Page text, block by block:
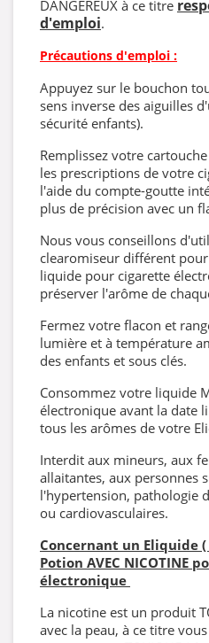
DANGEREUX à ce titre
d'emploi.
Précautions d'emploi :
Appuyez sur le bouchon
sens inverse des aiguilles
sécurité enfants).
Remplissez votre
les prescriptions de votre
l'aide du compte-goutte
plus de précision avec un
Nous vous conseillons
clearomiseur différent
liquide pour cigarette
préserver l'arôme de
Fermez votre flacon et
lumière et à température
des enfants et sous clés.
Consommez votre liquide
électronique avant la date
tous les arômes de votre
Interdit aux mineurs, aux
allaitantes, aux personnes
l'hypertension, pathologie
ou cardiovasculaires.
Concernant un Eliquide (
Potion AVEC NICOTINE
électronique
La nicotine est un produit
avec la peau, à ce titre